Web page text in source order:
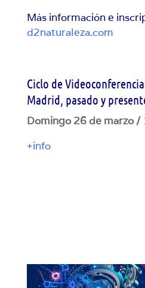
Más información e
d2naturaleza.com
Ciclo de
Madrid, pasado y
Domingo 26 de marzo /
+info